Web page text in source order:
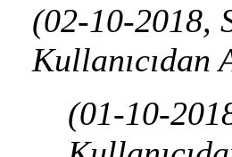
(02-10-2018,
Kullanıcıdan
(01-10-